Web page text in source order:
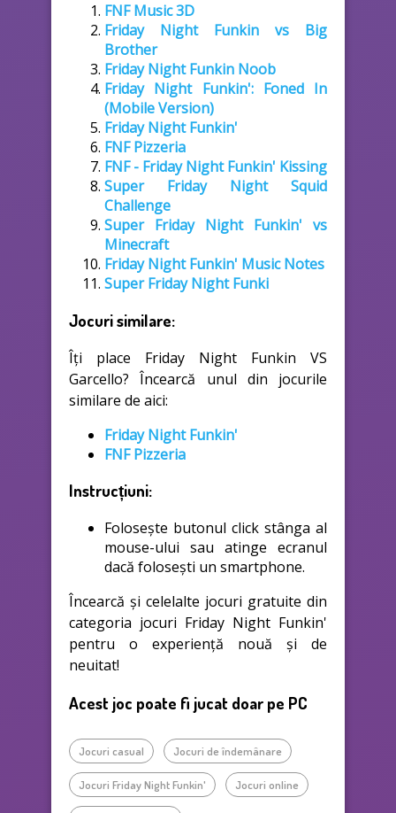
FNF Music 3D
Friday Night Funkin vs Big
Brother
Friday Night Funkin Noob
Friday Night Funkin': Foned In
(Mobile Version)
Friday Night Funkin'
FNF Pizzeria
FNF - Friday Night Funkin' Kissing
Super Friday Night Squid
Challenge
Super Friday Night Funkin' vs
Minecraft
Friday Night Funkin' Music Notes
Super Friday Night Funki
Jocuri similare:
Îți place Friday Night Funkin VS
Garcello? Încearcă unul din jocurile
similare de aici:
Friday Night Funkin'
FNF Pizzeria
Instrucțiuni:
Folosește butonul click stânga al
mouse-ului sau atinge ecranul
dacă folosești un smartphone.
Încearcă și celelalte jocuri gratuite din
categoria jocuri Friday Night Funkin'
pentru o experiență nouă și de
neuitat!
Acest joc poate fi jucat doar pe PC
Jocuri casual Jocuri de îndemânare
Jocuri Friday Night Funkin' Jocuri online